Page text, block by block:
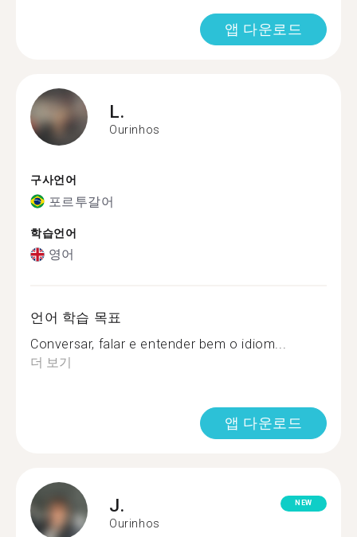
앱 다운로드
L.
Ourinhos
구사언어
포르투갈어
학습언어
영어
언어 학습 목표
Conversar, falar e entender bem o idiom...
더 보기
앱 다운로드
J.
Ourinhos
NEW